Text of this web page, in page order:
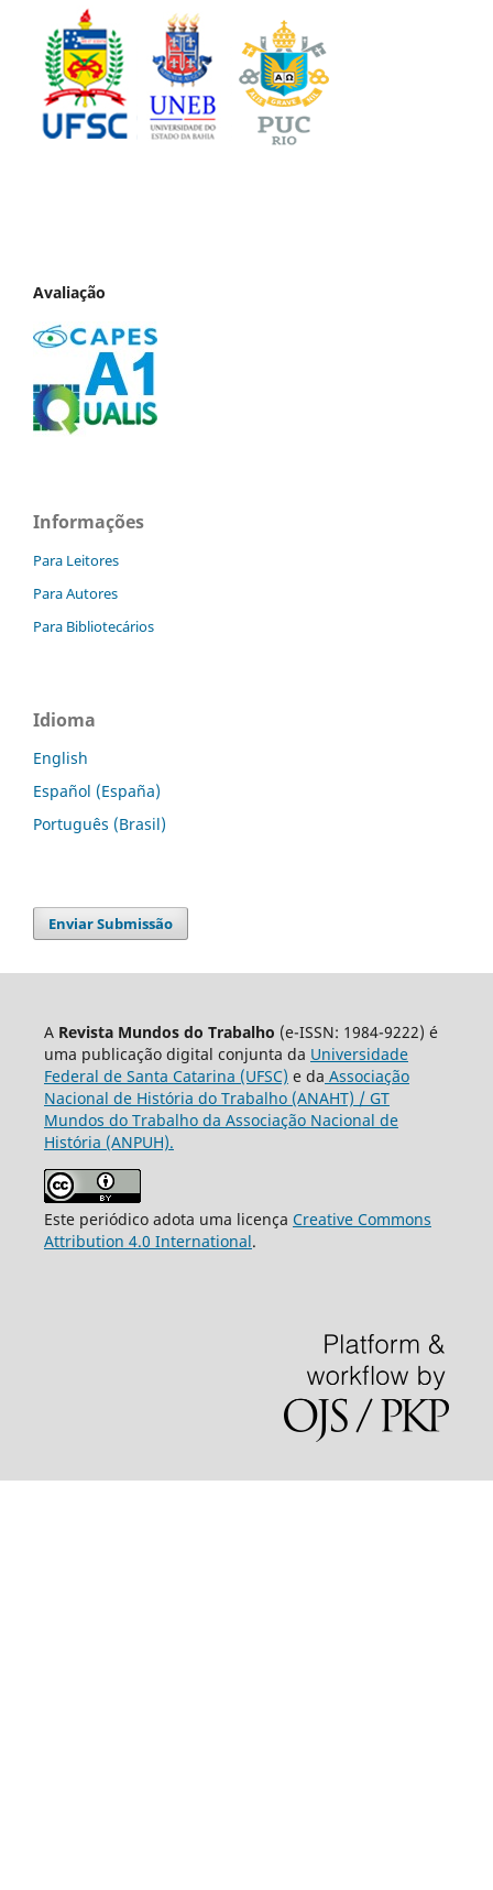
Avaliação
Informações
Para Leitores
Para Autores
Para Bibliotecários
Idioma
English
Español (España)
Português (Brasil)
Enviar Submissão
A Revista Mundos do Trabalho (e-ISSN: 1984-9222) é
uma publicação digital conjunta da Universidade
Federal de Santa Catarina (UFSC) e da Associação
Nacional de História do Trabalho (ANAHT) / GT
Mundos do Trabalho da Associação Nacional de
História (ANPUH).
Este periódico adota uma licença Creative Commons
Attribution 4.0 International.